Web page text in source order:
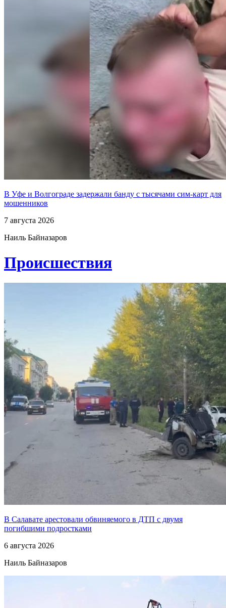
В Уфе и Волгограде задержали банду с тысячами сим-карт для
мошенников
7 августа 2026
Наиль Байназаров
Проиcшествия
В Салавате арестовали обвиняемого в ДТП с двумя
погибшими подростками
6 августа 2026
Наиль Байназаров